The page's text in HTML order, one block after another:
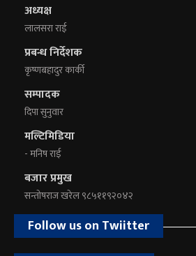
अध्यक्ष
लालसरा राई
प्रबन्ध निर्देशक
कृष्णबहादुर कार्की
सम्पादक
दिपा सुनुवार
मल्टिमिडिया
- मनिष राई
बजार प्रमुख
सन्तोषराज खरेल ९८५११९२०४२
Follow us on Twiitter